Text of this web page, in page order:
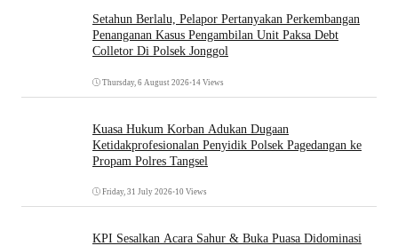
Setahun Berlalu, Pelapor Pertanyakan Perkembangan
Penanganan Kasus Pengambilan Unit Paksa Debt
Colletor Di Polsek Jonggol
Thursday, 6 August 2026•14 Views
Kuasa Hukum Korban Adukan Dugaan
Ketidakprofesionalan Penyidik Polsek Pagedangan ke
Propam Polres Tangsel
Friday, 31 July 2026•10 Views
KPI Sesalkan Acara Sahur & Buka Puasa Didominasi